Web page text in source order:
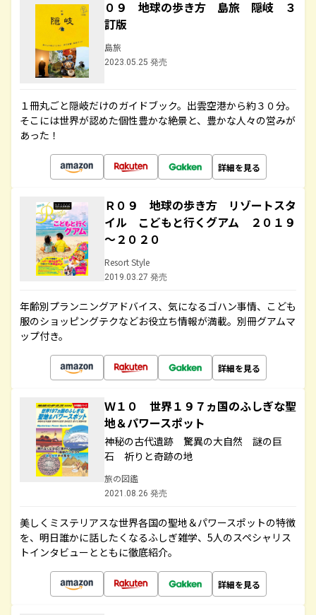
０９ 地球の歩き方 島旅 隠岐 ３
訂版
島旅
2023.05.25 発売
１冊丸ごと隠岐だけのガイドブック。出雲空港から約３０分。
そこには世界が認めた個性豊かな絶景と、豊かな人々の営みが
あった！
詳細を見る
Ｒ０９ 地球の歩き方 リゾートスタ
イル こどもと行くグアム ２０１９
～２０２０
Resort Style
2019.03.27 発売
年齢別プランニングアドバイス、気になるゴハン事情、こども
服のショッピングテクなどお役立ち情報が満載。別冊グアムマ
ップ付き。
詳細を見る
Ｗ１０ 世界１９７ヵ国のふしぎな聖
地＆パワースポット
神秘の古代遺跡 驚異の大自然 謎の巨
石 祈りと奇跡の地
旅の図鑑
2021.08.26 発売
美しくミステリアスな世界各国の聖地＆パワースポットの特徴
を、明日誰かに話したくなるふしぎ雑学、5人のスペシャリス
トインタビューとともに徹底紹介。
詳細を見る